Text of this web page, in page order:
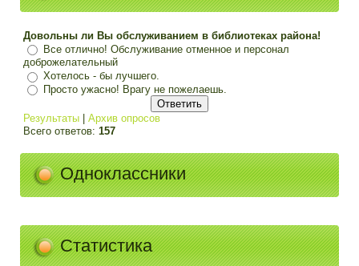
Довольны ли Вы обслуживанием в библиотеках района!
Все отлично! Обслуживание отменное и персонал
доброжелательный
Хотелось - бы лучшего.
Просто ужасно! Врагу не пожелаешь.
Результаты |Архив опросов
Всего ответов:157
Одноклассники
Статистика